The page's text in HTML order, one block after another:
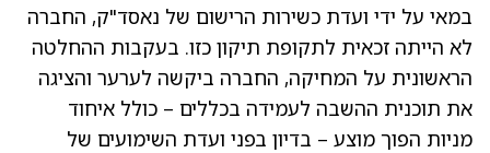
במאי על ידי ועדת כשירות הרישום של נאסד"ק, החברה
לא הייתה זכאית לתקופת תיקון כזו. בעקבות ההחלטה
הראשונית על המחיקה, החברה ביקשה לערער והציגה
את תוכנית ההשבה לעמידה בכללים – כולל איחוד
מניות הפוך מוצע – בדיון בפני ועדת השימועים של